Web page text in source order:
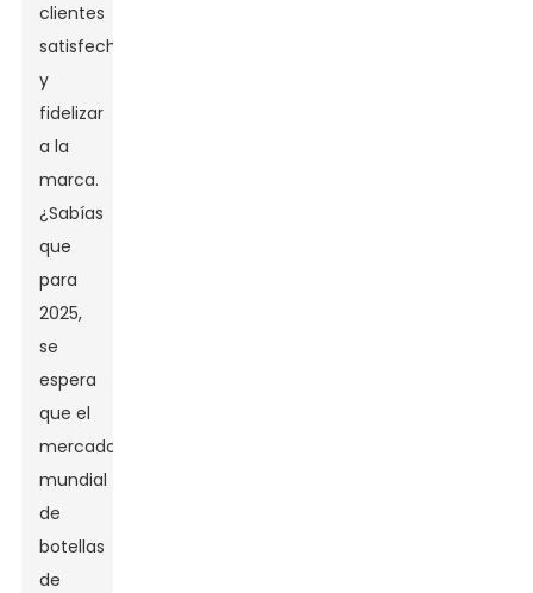
clientes
satisfechos
y
fidelizar
a la
marca.
¿Sabías
que
para
2025,
se
espera
que el
mercado
mundial
de
botellas
de